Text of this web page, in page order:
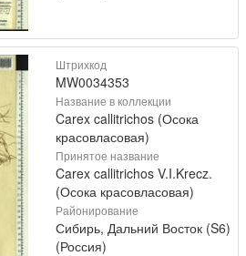
Штрихкод
MW0034353
Название в коллекции
Carex callitrichos (Осока
красовласовая)
Принятое название
Carex callitrichos V.I.Krecz.
(Осока красовласовая)
Районирование
Сибирь, Дальний Восток (S6)
(Россия)